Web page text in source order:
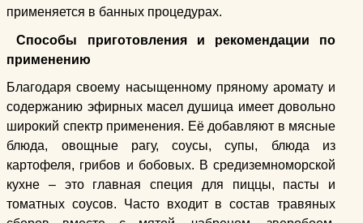
применяется в банных процедурах.
Способы приготовления и рекомендации по
применению
Благодаря своему насыщенному пряному аромату и
содержанию эфирных масел душица имеет довольно
широкий спектр применения. Её добавляют в мясные
блюда, овощные рагу, соусы, супы, блюда из
картофеля, грибов и бобовых. В средиземноморской
кухне – это главная специя для пиццы, пасты и
томатных соусов. Часто входит в состав травяных